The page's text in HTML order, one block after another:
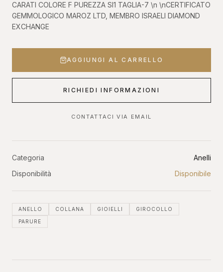
CARATI COLORE F PUREZZA SI1 TAGLIA-7 \n \nCERTIFICATO
GEMMOLOGICO MAROZ LTD, MEMBRO ISRAELI DIAMOND
EXCHANGE
AGGIUNGI AL CARRELLO
RICHIEDI INFORMAZIONI
CONTATTACI VIA EMAIL
Categoria
Anelli
Disponibilità
Disponibile
ANELLO COLLANA GIOIELLI GIROCOLLO
PARURE